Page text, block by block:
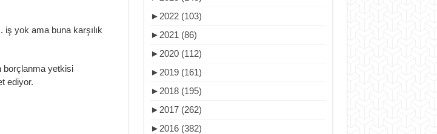
iş yok ama buna karşılık
borçlanma yetkisi
ediyor.
► 2022 (103)
► 2021 (86)
► 2020 (112)
► 2019 (161)
► 2018 (195)
► 2017 (262)
► 2016 (382)